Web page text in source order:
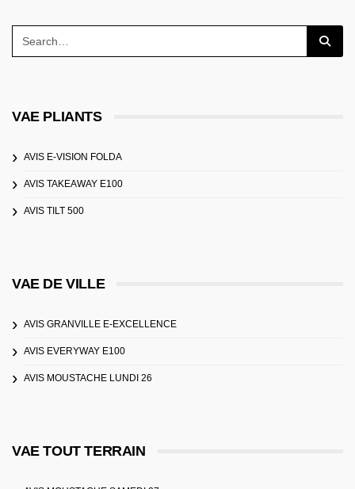
VAE PLIANTS
AVIS E-VISION FOLDA
AVIS TAKEAWAY E100
AVIS TILT 500
VAE DE VILLE
AVIS GRANVILLE E-EXCELLENCE
AVIS EVERYWAY E100
AVIS MOUSTACHE LUNDI 26
VAE TOUT TERRAIN